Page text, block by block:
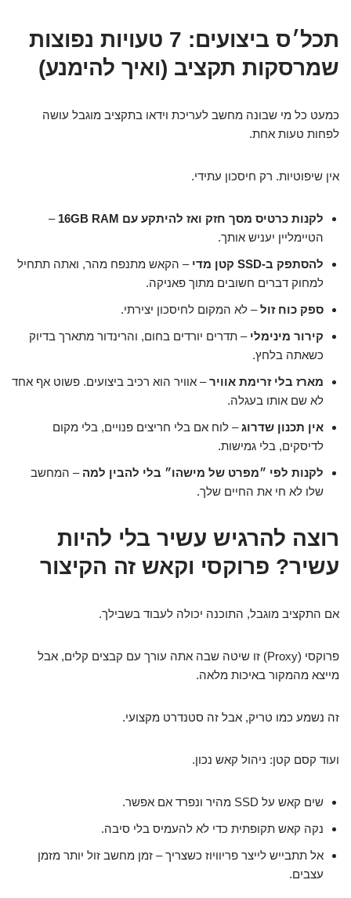
תכל׳ס ביצועים: 7 טעויות נפוצות
שמרסקות תקציב (ואיך להימנע)
כמעט כל מי שבונה מחשב לעריכת וידאו בתקציב מוגבל עושה
לפחות טעות אחת.
אין שיפוטיות. רק חיסכון עתידי.
לקנות כרטיס מסך חזק ואז להיתקע עם 16GB RAM
–
הטיימליין יעניש אותך.
להסתפק ב-SSD קטן מדי
– הקאש מתנפח מהר, ואתה תתחיל
למחוק דברים חשובים מתוך פאניקה.
ספק כוח זול– לא המקום לחיסכון יצירתי.
קירור מינימלי – תדרים יורדים בחום, והרינדור מתארך בדיוק
כשאתה בלחץ.
מארז בלי זרימת אוויר– אוויר הוא רכיב ביצועים. פשוט אף אחד
לא שם אותו בעגלה.
אין תכנון שדרוג– לוח אם בלי חריצים פנויים, בלי מקום
לדיסקים, בלי גמישות.
לקנות לפי ״מפרט של מישהו״ בלי להבין למה – המחשב
שלו לא חי את החיים שלך.
רוצה להרגיש עשיר בלי להיות
עשיר? פרוקסי וקאש זה הקיצור
אם התקציב מוגבל, התוכנה יכולה לעבוד בשבילך.
פרוקסי (Proxy) זו שיטה שבה אתה עורך עם קבצים קלים, אבל
מייצא מהמקור באיכות מלאה.
זה נשמע כמו טריק, אבל זה סטנדרט מקצועי.
ועוד קסם קטן: ניהול קאש נכון.
שים קאש על SSD מהיר ונפרד אם אפשר.
נקה קאש תקופתית כדי לא להעמיס בלי סיבה.
אל תתבייש לייצר פריוויוז כשצריך – זמן מחשב זול יותר מזמן
עצבים.